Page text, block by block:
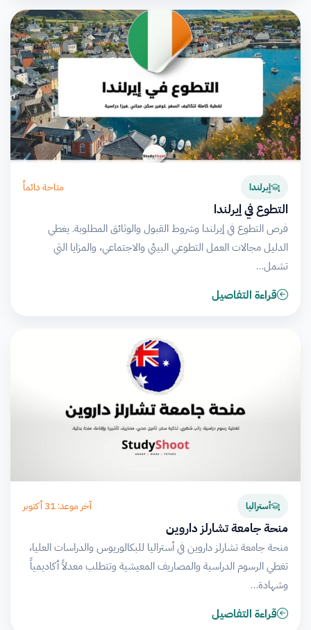
إيرلندا متاحة دائماً
التطوع في إيرلندا
فرص التطوع في إيرلندا وشروط القبول والوثائق المطلوبة. يغطي
الدليل مجالات العمل التطوعي البيئي والاجتماعي، والمزايا التي
تشمل…
قراءة التفاصيل
أستراليا آخر موعد: 31 أكتوبر
منحة جامعة تشارلز داروين
منحة جامعة تشارلز داروين في أستراليا للبكالوريوس والدراسات العليا،
تغطي الرسوم الدراسية والمصاريف المعيشية وتتطلب معدلاً أكاديمياً
وشهادة…
قراءة التفاصيل